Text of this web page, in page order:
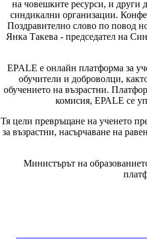
на човешките ресурси, и други
синдикални организации.
Поздравително слово по повод
Янка Такева - председател на
EPALE е онлайн платформа за
обучители и доброволци,
обучението на възрастни.
комисия, ЕРАLЕ се
Тя цели превръщане на ученето
за възрастни, насърчаване на
Министърът на